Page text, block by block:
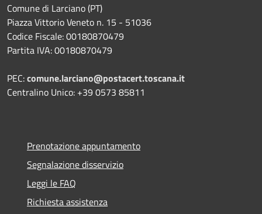
Comune di Larciano (PT)
Piazza Vittorio Veneto n. 15 - 51036
Codice Fiscale: 00180870479
Partita IVA: 00180870479
PEC:comune.larciano@postacert.toscana.it
Centralino Unico: +39 0573 85811
Prenotazione appuntamento
Segnalazione disservizio
Leggi le FAQ
Richiesta assistenza